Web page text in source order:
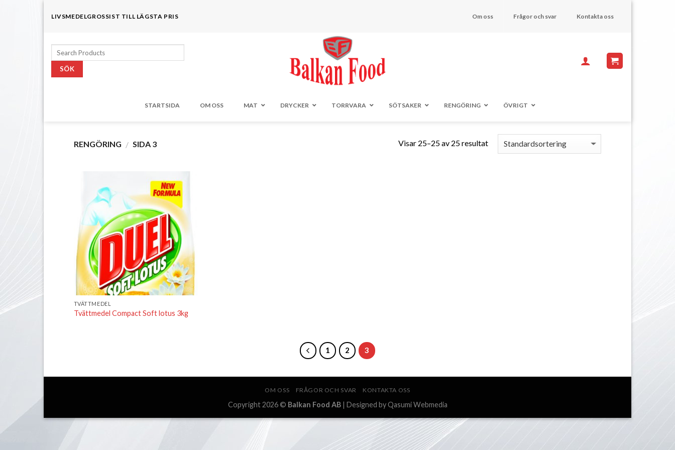
LIVSMEDELGROSSIST TILL LÄGSTA PRIS Om oss Frågor och svar Kontakta oss
Sök
STARTSIDA OM OSS MAT DRYCKER TORRVARA SÖTSAKER RENGÖRING ÖVRIGT
RENGÖRING / SIDA 3 Visar 25–25 av 25 resultat
Lägg till i
önskelistan
TVÄTTMEDEL
Tvättmedel Compact Soft lotus 3kg
1 2 3
OM OSS FRÅGOR OCH SVAR KONTAKTA OSS
Copyright 2026 © Balkan Food AB| Designed by Qasumi Webmedia